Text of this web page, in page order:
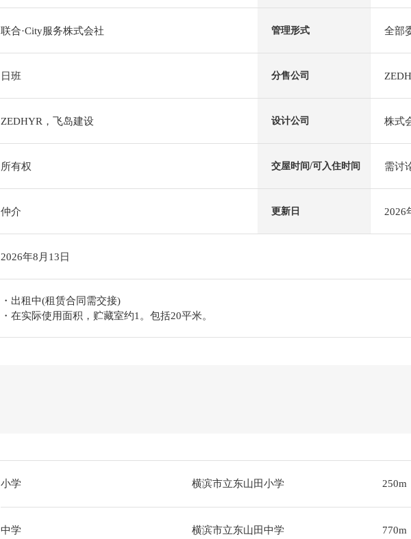
联合·City服务株式会社 管理形式 全部
日班 分售公司
ZEDHYR，飞岛建设 设计公司 株式
所有权 交屋时间/可入住时间 需讨
仲介 更新日 2026
2026年8月13日
・出租中(租赁合同需交接)
・在实际使用面积，贮藏室约1。包括20平米。
小学 横滨市立东山田小学 250m
中学 横滨市立东山田中学 770m